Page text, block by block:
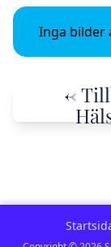
Inga bilder
←